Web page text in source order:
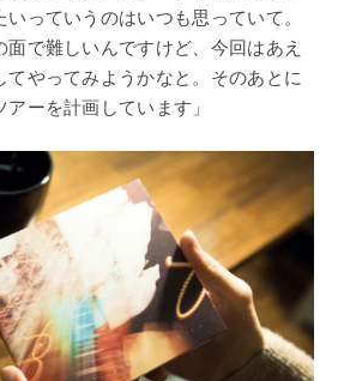
っていうのはいつも思っていて。
面で難しいんですけど、今回はあえ
やってみようかなと。そのあとに
ーを計画しています」